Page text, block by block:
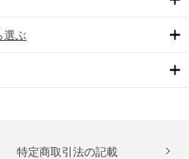
選ぶ
特定商取引法の記載